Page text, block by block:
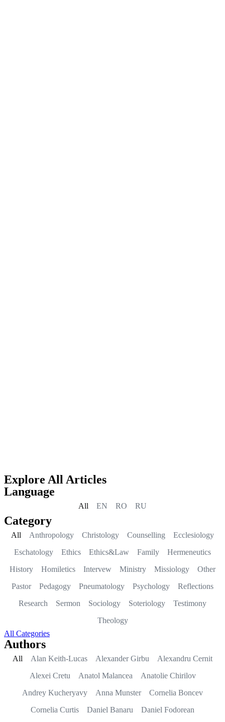
Explore All Articles
Language
EN RO RU
All
Category
Anthropology Christology Counselling
Ecclesiology
Eschatology
Ethics Ethics&Law Family
Hermeneutics
History
Homiletics Intervew Ministry Missiology
Other
Pastor
Pedagogy Pneumatology Psychology
Reflections
Research
Sermon Sociology Soteriology
Testimony
Theology
All
All Categories
Authors
Alan Keith-Lucas Alexander Girbu
Alexandru Cernit
Alexei Cretu
Anatol Malancea
Anatolie Chirilov
Andrey Kucheryavy
Anna Munster
Cornelia Boncev
Cornelia Curtis
Daniel Banaru
Daniel Fodorean
All